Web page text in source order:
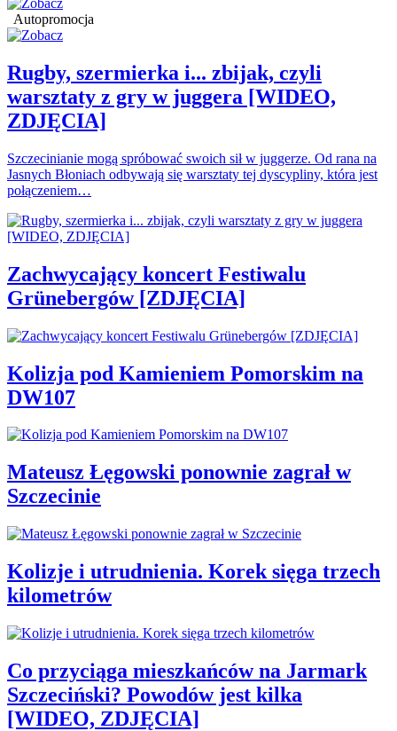
Autopromocja
Rugby, szermierka i... zbijak, czyli
warsztaty z gry w juggera [WIDEO,
ZDJĘCIA]
Szczecinianie mogą spróbować swoich sił w juggerze. Od rana na
Jasnych Błoniach odbywają się warsztaty tej dyscypliny, która jest
połączeniem…
Zachwycający koncert Festiwalu
Grünebergów [ZDJĘCIA]
Kolizja pod Kamieniem Pomorskim na
DW107
Mateusz Łęgowski ponownie zagrał w
Szczecinie
Kolizje i utrudnienia. Korek sięga trzech
kilometrów
Co przyciąga mieszkańców na Jarmark
Szczeciński? Powodów jest kilka
[WIDEO, ZDJĘCIA]